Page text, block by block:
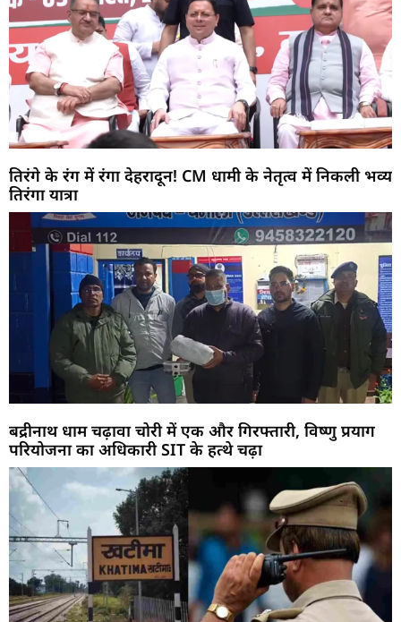
तिरंगे के रंग में रंगा देहरादून! CM धामी के नेतृत्व में निकली भव्य
तिरंगा यात्रा
बद्रीनाथ धाम चढ़ावा चोरी में एक और गिरफ्तारी, विष्णु प्रयाग
परियोजना का अधिकारी SIT के हत्थे चढ़ा